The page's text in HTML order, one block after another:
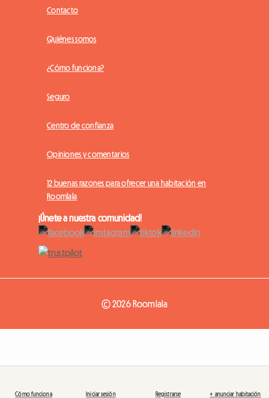
Contacto
Quiénes somos
¿Cómo funciona?
Seguro
Centro de confianza
Opiniones y comentarios
12 buenas razones para ofrecer una habitación en
Roomlala
¡Únete a nuestra comunidad!
© 2026 Roomlala
Cómo funciona Iniciar sesión Registrarse + anunciar habitación